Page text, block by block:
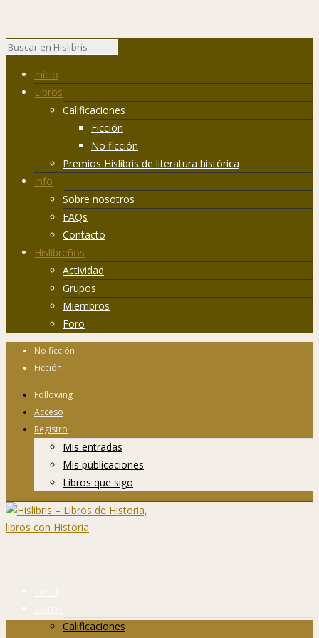
Inicio
Libros
Calificaciones
Ficción
No ficción
Premios Hislibris de literatura histórica
Info
Sobre nosotros
FAQs
Contacto
Hislibreños
Actividad
Grupos
Miembros
Foro
No ficción
Ficción
Following
Acceso
Registro
Mis entradas
Mis publicaciones
Libros que sigo
Inicio
Libros
Calificaciones